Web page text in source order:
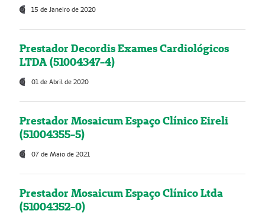
15 de Janeiro de 2020
Prestador Decordis Exames Cardiológicos
LTDA (51004347-4)
01 de Abril de 2020
Prestador Mosaicum Espaço Clínico Eireli
(51004355-5)
07 de Maio de 2021
Prestador Mosaicum Espaço Clínico Ltda
(51004352-0)